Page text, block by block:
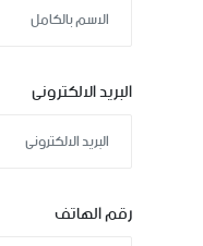
البريد الالكترونى
رقم الهاتف